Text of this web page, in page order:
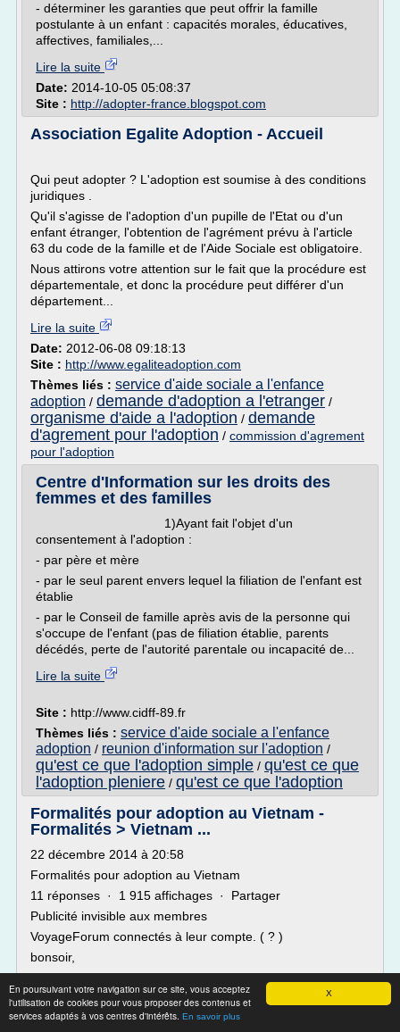
X
En poursuivant votre navigation sur ce site, vous acceptez
l'utilisation de cookies pour vous proposer des contenus et
services adaptés à vos centres d'intérêts. En savoir plus
- déterminer les garanties que peut offrir la famille
postulante à un enfant : capacités morales, éducatives,
affectives, familiales,...
Lire la suite
Date: 2014-10-05 05:08:37
Site : http://adopter-france.blogspot.com
Association Egalite Adoption - Accueil
Qui peut adopter ? L'adoption est soumise à des conditions
juridiques .
Qu'il s'agisse de l'adoption d'un pupille de l'Etat ou d'un
enfant étranger, l'obtention de l'agrément prévu à l'article
63 du code de la famille et de l'Aide Sociale est obligatoire.
Nous attirons votre attention sur le fait que la procédure est
départementale, et donc la procédure peut différer d'un
département...
Lire la suite
Date: 2012-06-08 09:18:13
Site : http://www.egaliteadoption.com
Thèmes liés : service d'aide sociale a l'enfance
adoption / demande d'adoption a l'etranger /
organisme d'aide a l'adoption / demande
d'agrement pour l'adoption / commission d'agrement
pour l'adoption
Centre d'Information sur les droits des
femmes et des familles
1)Ayant fait l'objet d'un
consentement à l'adoption :
- par père et mère
- par le seul parent envers lequel la filiation de l'enfant est
établie
- par le Conseil de famille après avis de la personne qui
s'occupe de l'enfant (pas de filiation établie, parents
décédés, perte de l'autorité parentale ou incapacité de...
Lire la suite
Site : http://www.cidff-89.fr
Thèmes liés : service d'aide sociale a l'enfance
adoption / reunion d'information sur l'adoption /
qu'est ce que l'adoption simple / qu'est ce que
l'adoption pleniere / qu'est ce que l'adoption
Formalités pour adoption au Vietnam -
Formalités > Vietnam ...
22 décembre 2014 à 20:58
Formalités pour adoption au Vietnam
11 réponses · 1 915 affichages · Partager
Publicité invisible aux membres
VoyageForum connectés à leur compte. ( ? )
bonsoir,
je viens avec une copine au vietnam du 1er janvier au 22
janvier nous arrivons sur hanoi..ma question est si
quelqu'un pourrait me renseigner concernant les formalités
en démarche individuelle...